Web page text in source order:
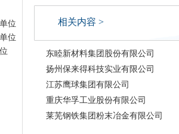
位
位
相关内容 >
东睦新材料集团股份有限公司
扬州保来得科技实业有限公司
江苏鹰球集团有限公司
重庆华孚工业股份有限公司
莱芜钢铁集团粉末冶金有限公司